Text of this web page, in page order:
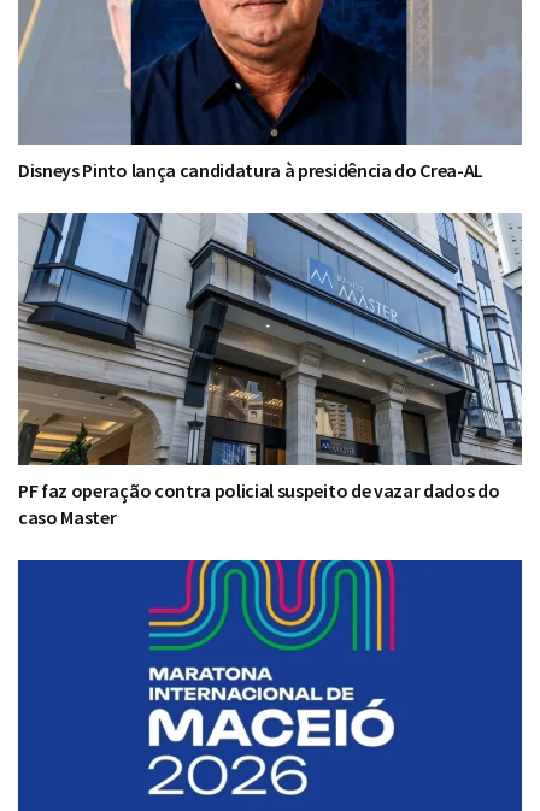
Disneys Pinto lança candidatura à presidência do Crea-AL
PF faz operação contra policial suspeito de vazar dados do
caso Master